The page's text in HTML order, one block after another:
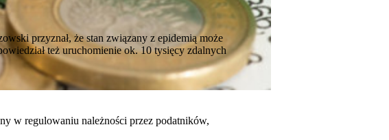
przyznał, że stan związany z epidemią może
też uruchomienie ok. 10 tysięcy zdalnych
w regulowaniu należności przez podatników,